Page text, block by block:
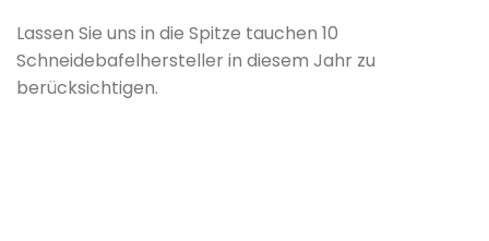
Lassen Sie uns in die Spitze tauchen 10
Schneidebafelhersteller in diesem Jahr zu
berücksichtigen.